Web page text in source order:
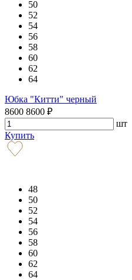
50
52
54
56
58
60
62
64
Юбка "Китти" черный
8600 8600 ₽
шт
Купить
48
50
52
54
56
58
60
62
64